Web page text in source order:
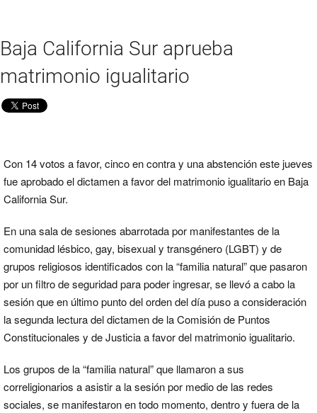
Baja California Sur aprueba
matrimonio igualitario
Con 14 votos a favor, cinco en contra y una abstención este jueves
fue aprobado el dictamen a favor del matrimonio igualitario en Baja
California Sur.
En una sala de sesiones abarrotada por manifestantes de la
comunidad lésbico, gay, bisexual y transgénero (LGBT) y de
grupos religiosos identificados con la “familia natural” que pasaron
por un filtro de seguridad para poder ingresar, se llevó a cabo la
sesión que en último punto del orden del día puso a consideración
la segunda lectura del dictamen de la Comisión de Puntos
Constitucionales y de Justicia a favor del matrimonio igualitario.
Los grupos de la “familia natural” que llamaron a sus
correligionarios a asistir a la sesión por medio de las redes
sociales, se manifestaron en todo momento, dentro y fuera de la